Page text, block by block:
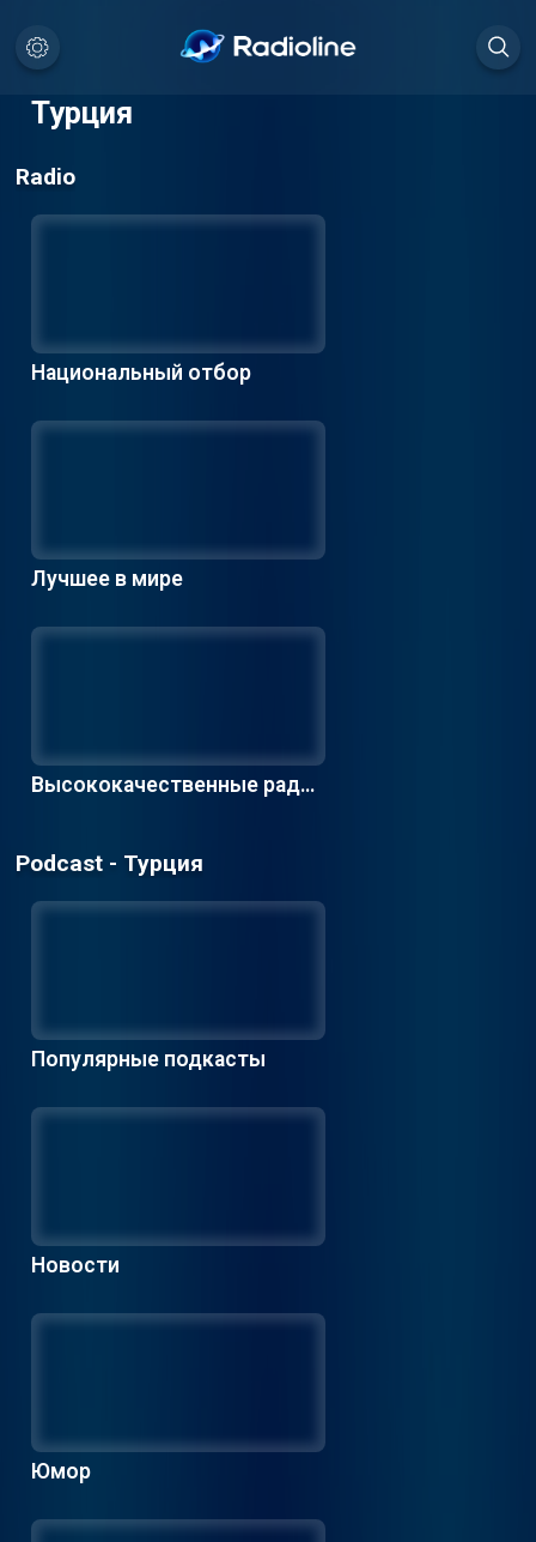
Турция
Radio
Национальный отбор
Лучшее в мире
Высококачественные радио
Podcast - Турция
Популярные подкасты
Новости
Юмор